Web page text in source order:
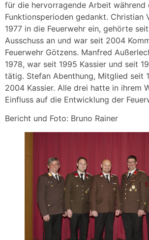
für die hervorragende Arbeit während
Funktionsperioden gedankt. Christian
1977 in die Feuerwehr ein, gehörte
Ausschuss an und war seit 2004
Feuerwehr Götzens. Manfred
1978, war seit 1995 Kassier und seit
tätig. Stefan Abenthung, Mitglied seit
2004 Kassier. Alle drei hatte in ihrem
Einfluss auf die Entwicklung der
Bericht und Foto: Bruno Rainer